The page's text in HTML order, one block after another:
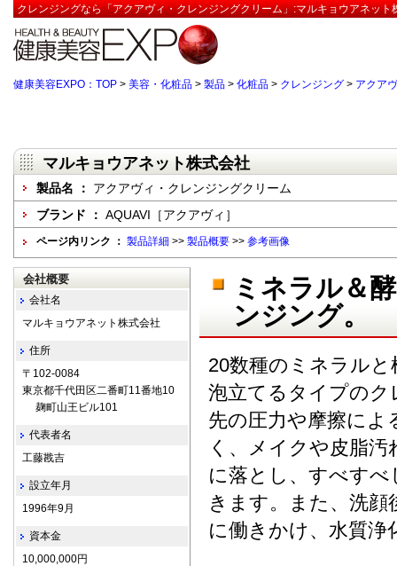
クレンジングなら「アクアヴィ・クレンジングクリーム」:マルキョウアネット
健康美容EXPO：TOP > 美容・化粧品 > 製品 > 化粧品 > クレンジング > アクア
マルキョウアネット株式会社
製品名 ： アクアヴィ・クレンジングクリーム
ブランド ： AQUAVI［アクアヴィ］
ページ内リンク ： 製品詳細 >> 製品概要 >> 参考画像
ミネラル＆
ンジング。
20数種のミネラル
泡立てるタイプの
先の圧力や摩擦によ
く、メイクや皮脂
に落とし、すべす
きます。また、洗顔
に働きかけ、水質浄
会社概要
会社名
マルキョウアネット株式会社
住所
〒102-0084
東京都千代田区二番町11番地10
麹町山王ビル101
代表者名
工藤戡吉
設立年月
1996年9月
資本金
10,000,000円